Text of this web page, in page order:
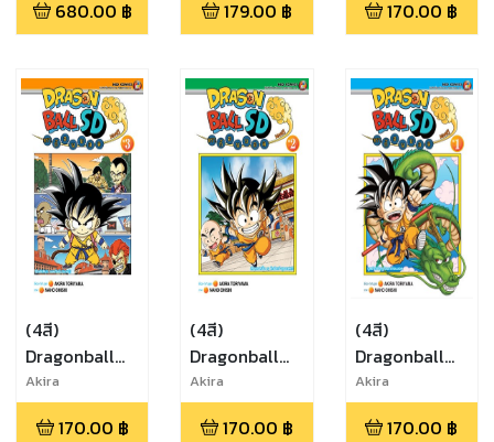
บอล เอสดี เล่ม
Ohishi680.00 ฿
Ohishi179.00 ฿
Ohishi170.00 ฿
(4สี)
Dragonball
SD ดราก้อน
บอล เอสดี เล่ม
Akira
Toriyama,Naho
Ohishi170.00 ฿
(4สี)
Dragonball
SD ดราก้อน
บอล เอสดี เล่ม
Akira
Toriyama,Naho
Ohishi170.00 ฿
(4สี)
Dragonball
SD ดราก้อน
บอล เอสดี เล่ม
Akira
Toriyama,Naho
Ohishi170.00 ฿